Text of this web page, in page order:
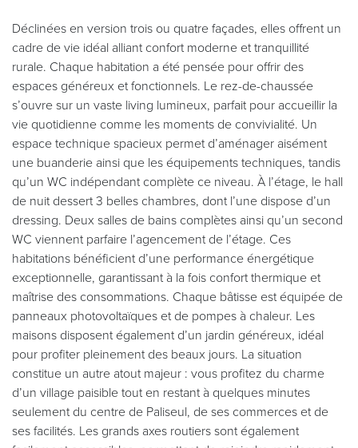
Déclinées en version trois ou quatre façades, elles offrent un
cadre de vie idéal alliant confort moderne et tranquillité
rurale. Chaque habitation a été pensée pour offrir des
espaces généreux et fonctionnels. Le rez-de-chaussée
s’ouvre sur un vaste living lumineux, parfait pour accueillir la
vie quotidienne comme les moments de convivialité. Un
espace technique spacieux permet d’aménager aisément
une buanderie ainsi que les équipements techniques, tandis
qu’un WC indépendant complète ce niveau. À l’étage, le hall
de nuit dessert 3 belles chambres, dont l’une dispose d’un
dressing. Deux salles de bains complètes ainsi qu’un second
WC viennent parfaire l’agencement de l’étage. Ces
habitations bénéficient d’une performance énergétique
exceptionnelle, garantissant à la fois confort thermique et
maîtrise des consommations. Chaque bâtisse est équipée de
panneaux photovoltaïques et de pompes à chaleur. Les
maisons disposent également d’un jardin généreux, idéal
pour profiter pleinement des beaux jours. La situation
constitue un autre atout majeur : vous profitez du charme
d’un village paisible tout en restant à quelques minutes
seulement du centre de Paliseul, de ses commerces et de
ses facilités. Les grands axes routiers sont également